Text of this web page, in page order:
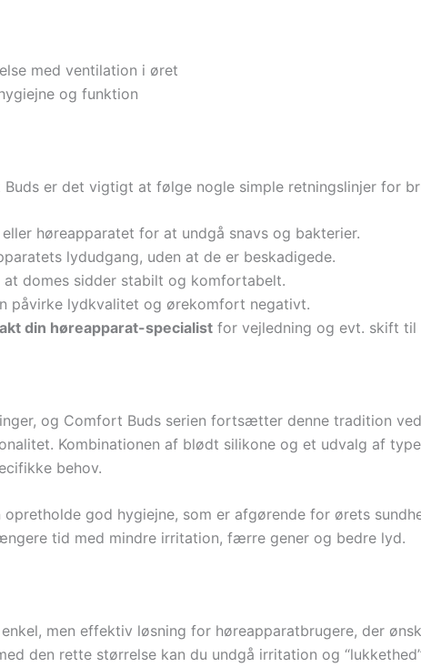
med ventilation i øret
og funktion
er det vigtigt at følge nogle simple retningslinjer for
høreapparatet for at undgå snavs og bakterier.
lydudgang, uden at de er beskadigede.
domes sidder stabilt og komfortabelt.
påvirke lydkvalitet og ørekomfort negativt.
din høreapparat-specialist for vejledning og evt. skift til
og Comfort Buds serien fortsætter denne tradition
Kombinationen af blødt silikone og et udvalg af
behov.
god hygiejne, som er afgørende for ørets
tid med mindre irritation, færre gener og bedre lyd.
men effektiv løsning for høreapparatbrugere, der
den rette størrelse kan du undgå irritation og